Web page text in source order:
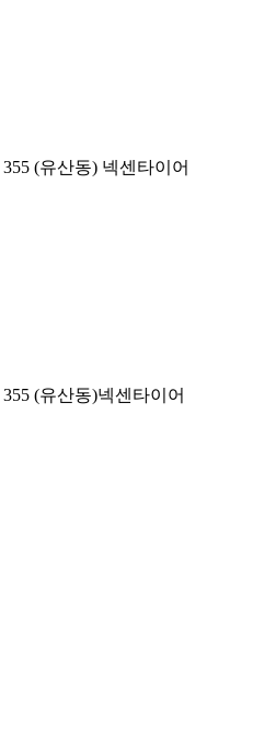
(유산동) 넥센타이어
(유산동)넥센타이어